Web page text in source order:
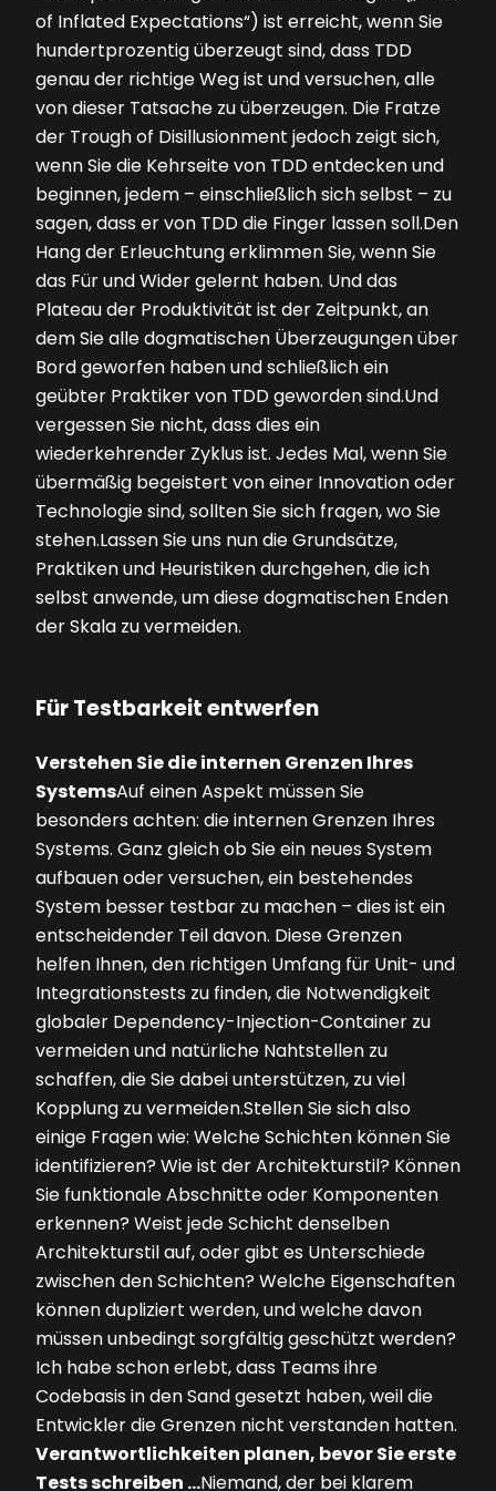
of Inflated Expectations“) ist erreicht, wenn Sie
hundertprozentig überzeugt sind, dass TDD
genau der richtige Weg ist und versuchen, alle
von dieser Tatsache zu überzeugen. Die Fratze
der Trough of Disillusionment jedoch zeigt sich,
wenn Sie die Kehrseite von TDD entdecken und
beginnen, jedem – einschließlich sich selbst – zu
sagen, dass er von TDD die Finger lassen soll.Den
Hang der Erleuchtung erklimmen Sie, wenn Sie
das Für und Wider gelernt haben. Und das
Plateau der Produktivität ist der Zeitpunkt, an
dem Sie alle dogmatischen Überzeugungen über
Bord geworfen haben und schließlich ein
geübter Praktiker von TDD geworden sind.Und
vergessen Sie nicht, dass dies ein
wiederkehrender Zyk­lus ist. Jedes Mal, wenn Sie
übermäßig begeistert von einer Innovation oder
Technologie sind, sollten Sie sich fragen, wo Sie
stehen.Lassen Sie uns nun die Grundsätze,
Praktiken und Heuristiken durchgehen, die ich
selbst anwende, um diese dogmatischen Enden
der Skala zu vermeiden.
Für Testbarkeit entwerfen
Verstehen Sie die internen Grenzen Ihres
SystemsAuf einen Aspekt müssen Sie
besonders achten: die internen Grenzen Ihres
Systems. Ganz gleich ob Sie ein neues System
aufbauen oder versuchen, ein bestehendes
System besser testbar zu machen – dies ist ein
entscheidender Teil davon. Diese Grenzen
helfen Ihnen, den richtigen Umfang für Unit- und
Integrationstests zu finden, die Notwendigkeit
globaler Dependency-Injection-Container zu
vermeiden und natürliche Nahtstellen zu
schaffen, die Sie dabei unterstützen, zu viel
Kopplung zu vermeiden.Stellen Sie sich also
einige Fragen wie: Welche Schichten können Sie
identifizieren? Wie ist der Architekturstil? Können
Sie funktionale Abschnitte oder Komponenten
erkennen? Weist jede Schicht denselben
Architekturstil auf, oder gibt es Unterschiede
zwischen den Schichten? Welche Eigenschaften
können dupliziert werden, und welche davon
müssen unbedingt sorgfältig geschützt werden?
Ich habe schon erlebt, dass Teams ihre
Codebasis in den Sand gesetzt haben, weil die
Entwickler die Grenzen nicht verstanden hatten.
Verantwortlichkeiten planen, bevor Sie erste
Tests schreiben …Niemand, der bei klarem